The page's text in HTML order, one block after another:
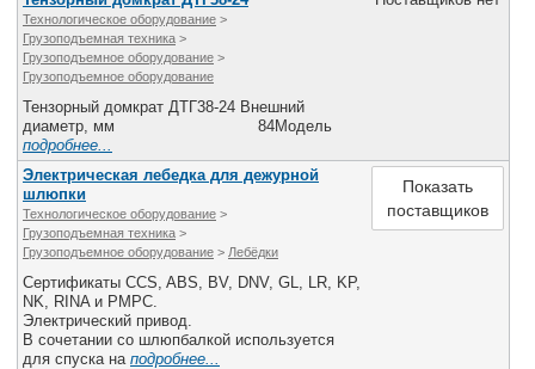
Технологическое оборудование >
Грузоподъемная техника >
Грузоподъемное оборудование >
Грузоподъемное оборудование
Тензорный домкрат ДТГ38-24 Внешний
диаметр, мм 84Модель
подробнее...
Электрическая лебедка для дежурной
шлюпки
Технологическое оборудование >
Грузоподъемная техника >
Грузоподъемное оборудование > Лебёдки
Сертификаты CCS, ABS, BV, DNV, GL, LR, KP,
NK, RINA и РМРС.
Электрический привод.
В сочетании со шлюпбалкой используется
для спуска на подробнее...
Показать
поставщиков